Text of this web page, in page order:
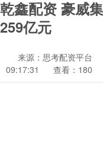
乾鑫配资 豪威
259亿元
来源：思考配资平台
09:17:31
查看：180